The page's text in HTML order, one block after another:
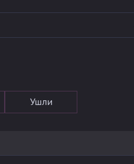
Ушли